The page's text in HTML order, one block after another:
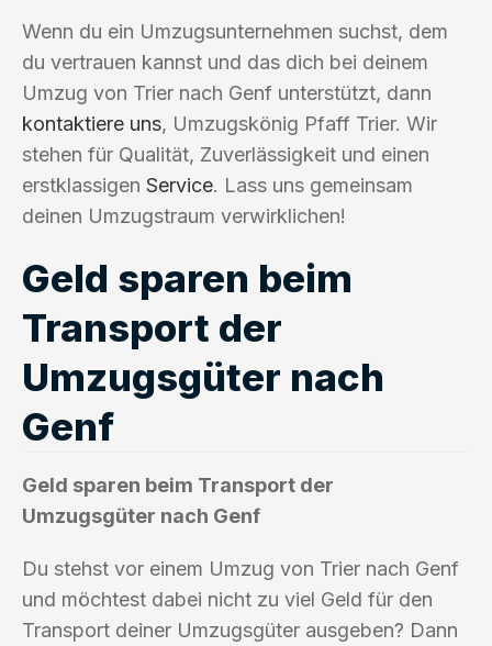
Wenn du ein Umzugsunternehmen suchst, dem
du vertrauen kannst und das dich bei deinem
Umzug von Trier nach Genf unterstützt, dann
kontaktiere uns, Umzugskönig Pfaff Trier. Wir
stehen für Qualität, Zuverlässigkeit und einen
erstklassigen Service. Lass uns gemeinsam
deinen Umzugstraum verwirklichen!
Geld sparen beim
Transport der
Umzugsgüter nach
Genf
Geld sparen beim Transport der
Umzugsgüter nach Genf
Du stehst vor einem Umzug von Trier nach Genf
und möchtest dabei nicht zu viel Geld für den
Transport deiner Umzugsgüter ausgeben? Dann